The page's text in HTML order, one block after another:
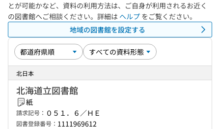
とが可能かなど、資料の利用方法は、ご自身が利用されるお近く
の図書館へご相談ください。詳細は ヘルプ をご覧ください。
地域の図書館を設定する
北日本
北海道立図書館
紙
請求記号： ０５１．６／ＨＥ
図書登録番号： 1111969612